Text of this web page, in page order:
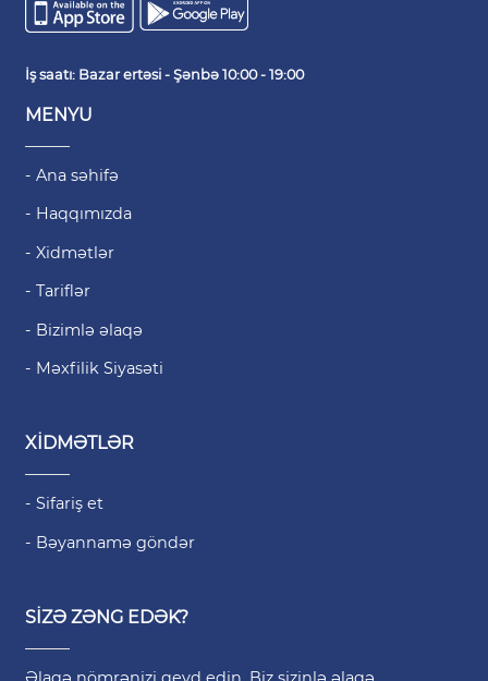
İş saatı: Bazar ertəsi - Şənbə 10:00 - 19:00
MENYU
- Ana səhifə
- Haqqımızda
- Xidmətlər
- Tariflər
- Bizimlə əlaqə
- Məxfilik Siyasəti
XİDMƏTLƏR
- Sifariş et
- Bəyannamə göndər
SİZƏ ZƏNG EDƏK?